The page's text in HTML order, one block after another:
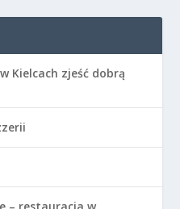
Kielcach zjeść dobrą